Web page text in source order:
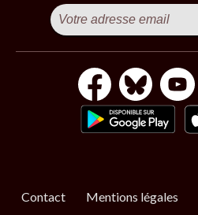
Contact Mentions légales